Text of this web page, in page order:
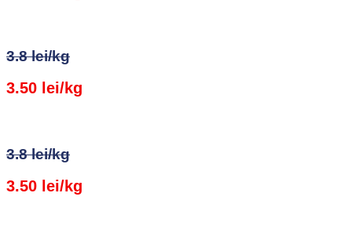
3.8 lei/kg
3.50 lei/kg
3.8 lei/kg
3.50 lei/kg